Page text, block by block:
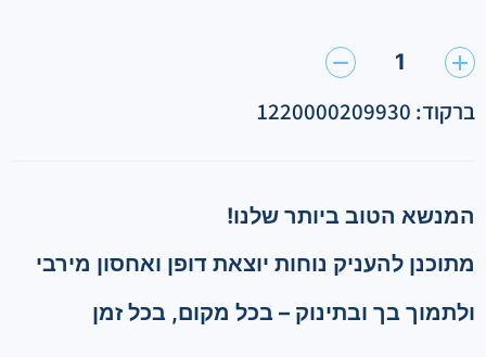
1
ברקוד: 1220000209930
המנשא הטוב ביותר שלנו!
מתוכנן להעניק נוחות יוצאת דופן ואחסון מירבי
ולתמוך בך ובתינוק – בכל מקום, בכל זמן